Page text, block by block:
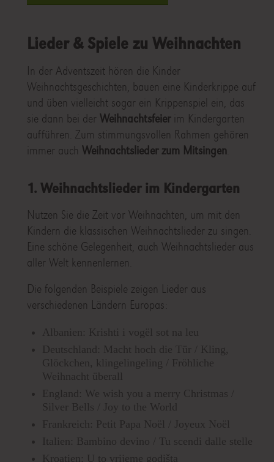
Lieder & Spiele zu Weihnachten
In der Adventszeit hören die Kinder
Weihnachtsgeschichten, bauen eine Kinderkrippe auf
und üben vielleicht sogar ein Krippenspiel ein, das
sie dann bei der Weihnachtsfeier im Kindergarten
aufführen. Zum stimmungsvollen Rahmen gehören
immer auch Weihnachtslieder zum Mitsingen
1. Weihnachtslieder im Kindergarten
Nutzen Sie die Zeit vor Weihnachten, um mit den
Kindern die klassischen Weihnachtslieder zu singen.
Eine schöne Gelegenheit, auch Weihnachtslieder aus
aller Welt kennenlernen.
Die folgenden Beispiele zeigen Lieder aus
verschiedenen Ländern Europas:
Albanien: Krishti i vogël sot na leu
Deutschland: Macht hoch die Tür / Kling,
Glöckchen, klingelingeling / Fröhliche
Weihnacht überall
England: We wish you a merry Christmas /
Silver Bells / Joy to the World
Frankreich: Petit Papa Noël / Joyeux Noël
Italien: Bambino devino / Tu scendi dalle stelle
Kroatien: U to vrijeme godišta